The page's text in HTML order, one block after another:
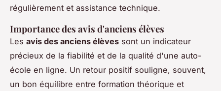
régulièrement et assistance technique.
Importance des avis d'anciens élèves
Les avis des anciens élèves sont un indicateur
précieux de la fiabilité et de la qualité d'une auto-
école en ligne. Un retour positif souligne, souvent,
un bon équilibre entre formation théorique et